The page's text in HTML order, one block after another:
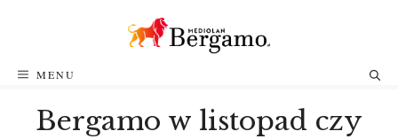
MENU
Bergamo w listopad czy